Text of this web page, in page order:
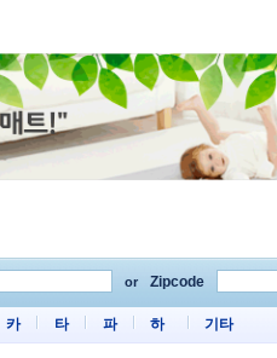
or Zipcode
카 타 파 하 기타